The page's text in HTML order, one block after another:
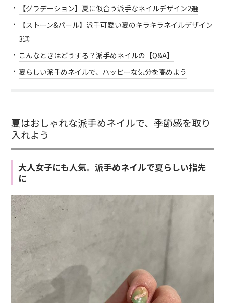
【グラデーション】夏に似合う派手なネイルデザイン2選
【ストーン&パール】派手可愛い夏のキラキラネイルデザイン
3選
こんなときはどうする？派手めネイルの【Q&A】
夏らしい派手めネイルで、ハッピーな気分を高めよう
夏はおしゃれな派手めネイルで、季節感を取り
入れよう
大人女子にも人気。派手めネイルで夏らしい指先
に